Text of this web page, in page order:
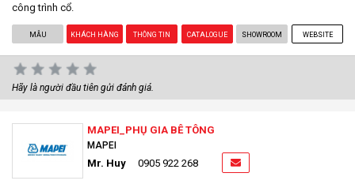
công trình cổ.
MẪU KHÁCH HÀNG THÔNG TIN CATALOGUE SHOWROOM WEBSITE
Hãy là người đầu tiên gửi đánh giá.
MAPEI_PHỤ GIA BÊ TÔNG
MAPEI
Mr. Huy 0905 922 268